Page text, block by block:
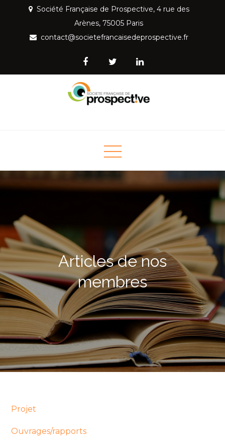
content
Société Française de Prospective, 4 rue des
Arènes, 75005 Paris
contact@societefrancaisedeprospective.fr
Prospective
Articles de nos
membres
Projet
Ouvrages/rapports